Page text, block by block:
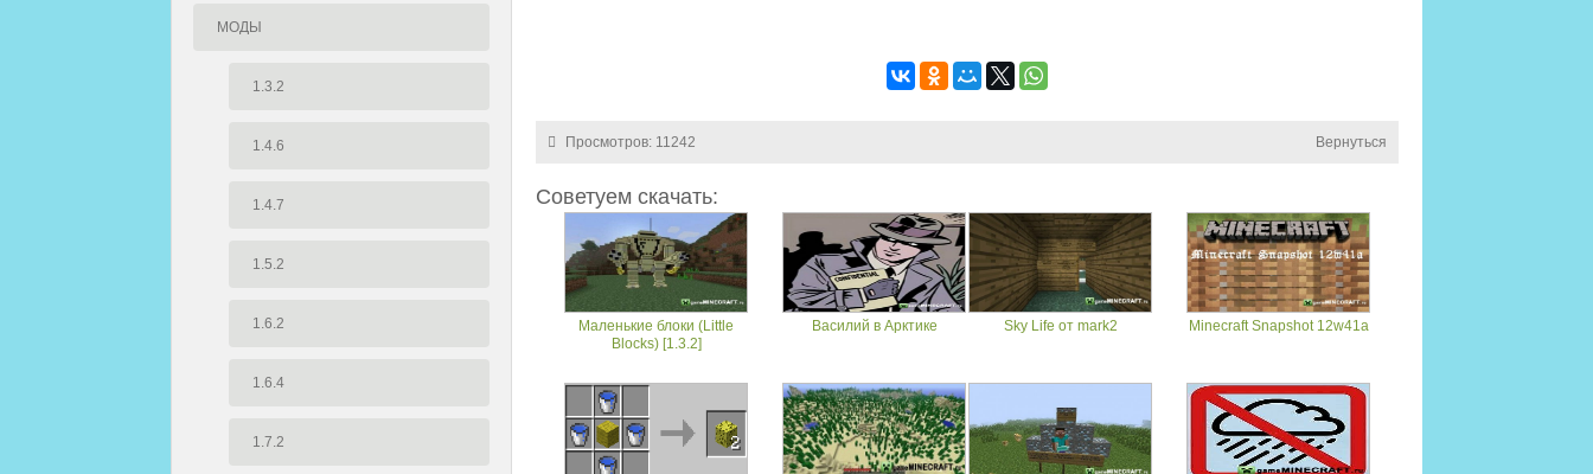
МОДЫ
1.3.2
1.4.6
1.4.7
1.5.2
1.6.2
1.6.4
1.7.2
Просмотров: 11242 Вернуться
Советуем скачать:
Маленькие блоки (Little
Blocks) [1.3.2]
Василий в Арктике Sky Life от mark2 Minecraft Snapshot 12w41a